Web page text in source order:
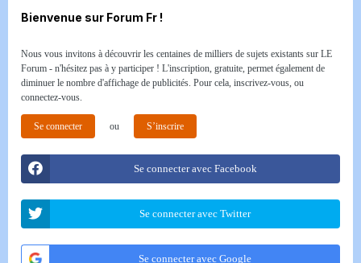
Bienvenue sur Forum Fr !
Nous vous invitons à découvrir les centaines de milliers de sujets existants sur LE
Forum - n'hésitez pas à y participer ! L'inscription, gratuite, permet également de
diminuer le nombre d'affichage de publicités. Pour cela, inscrivez-vous, ou
connectez-vous.
Se connecter ou S’inscrire
Se connecter avec Facebook
Se connecter avec Twitter
Se connecter avec Google